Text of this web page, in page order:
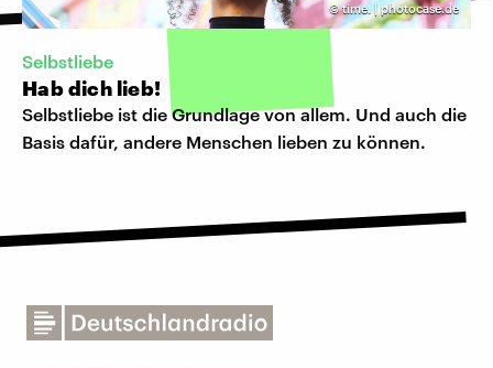
©time. | photocase.de
Selbstliebe
Hab dich lieb!
Selbstliebe ist die Grundlage von allem. Und auch die
Basis dafür, andere Menschen lieben zu können.